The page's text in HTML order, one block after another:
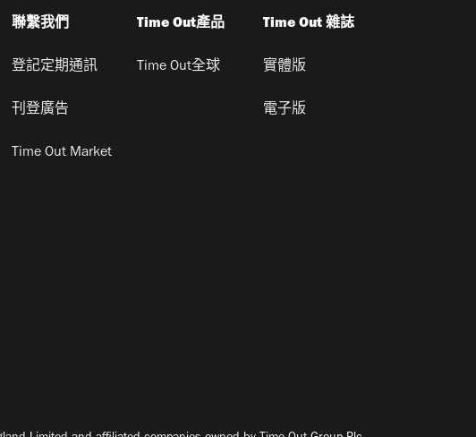
聯繫我們
登記定期通訊
刊登廣告
Time Out Market
Time Out產品
Time Out全球
Time Out 雜誌
實體版
電子版